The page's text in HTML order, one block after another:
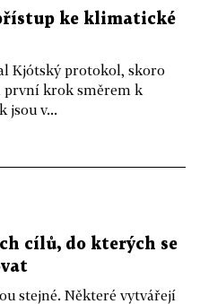
ke klimatické
Kjótský protokol, skoro
první krok směrem k
jsou v...
cílů, do kterých se
stejné. Některé vytvářejí